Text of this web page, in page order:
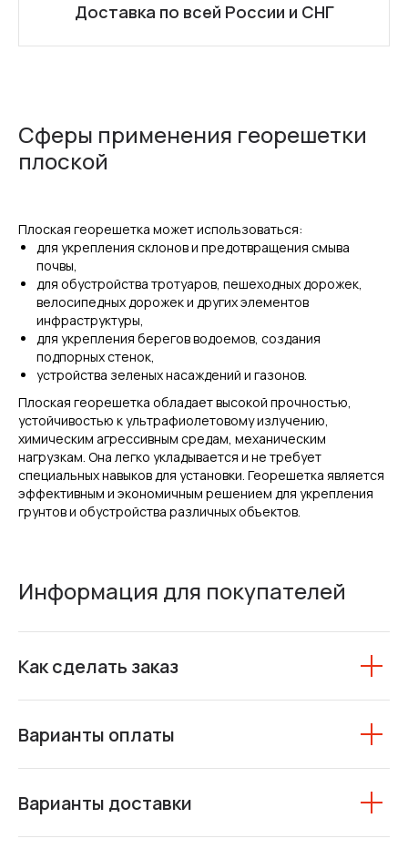
Доставка по всей России и СНГ
Сферы применения георешетки
плоской
Плоская георешетка может использоваться:
для укрепления склонов и предотвращения смыва
почвы,
для обустройства тротуаров, пешеходных дорожек,
велосипедных дорожек и других элементов
инфраструктуры,
для укрепления берегов водоемов, создания
подпорных стенок,
устройства зеленых насаждений и газонов.
Плоская георешетка обладает высокой прочностью,
устойчивостью к ультрафиолетовому излучению,
химическим агрессивным средам, механическим
нагрузкам. Она легко укладывается и не требует
специальных навыков для установки. Георешетка является
эффективным и экономичным решением для укрепления
грунтов и обустройства различных объектов.
Информация для покупателей
Как сделать заказ
Варианты оплаты
Варианты доставки